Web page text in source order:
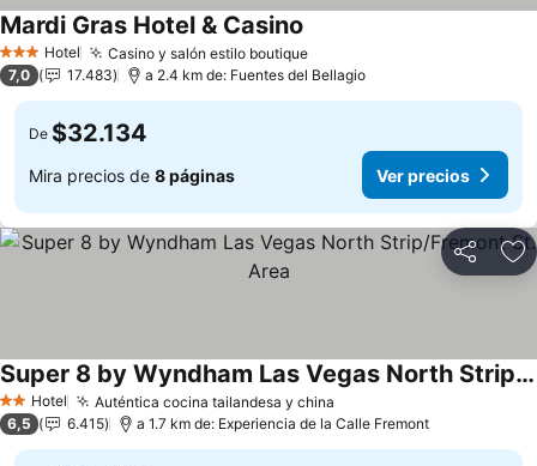
3 Estrellas
Hotel Casino y salón estilo boutiqueVer precios
Mardi Gras Hotel & Casino
7,0 17.483 a 2.4 km de: Fuentes del Bellagio
De $32.134
Mira precios de 8 páginas Ver precios
Compartir
2 Estrellas
Hotel Auténtica cocina tailandesa y china
Super 8 by Wyndham Las Vegas North Strip/Fremont St. Area
Ver precios
6,5 6.415 a 1.7 km de: Experiencia de la Calle Fremont